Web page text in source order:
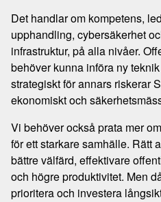
Det handlar om kompetens,
upphandling, cybersäkerhet
infrastruktur, på alla nivåer.
behöver kunna införa ny
strategiskt för annars riskerar
ekonomiskt och
Vi behöver också prata mer
för ett starkare samhälle. Rätt
bättre välfärd, effektivare
och högre produktivitet. Men
prioritera och investera